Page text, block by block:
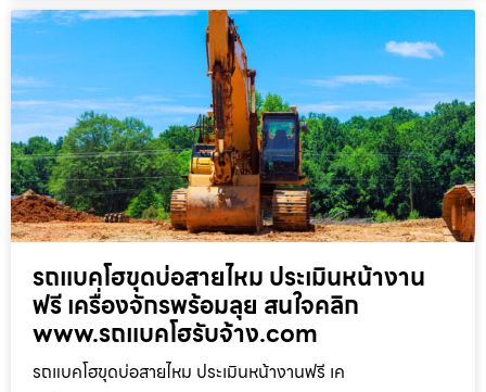
รถแบคโฮขุดบ่อสายไหม ประเมินหน้างาน
ฟรี เครื่องจักรพร้อมลุย สนใจคลิก
www.รถแบคโฮรับจ้าง.com
รถแบคโฮขุดบ่อสายไหม ประเมินหน้างานฟรี เค